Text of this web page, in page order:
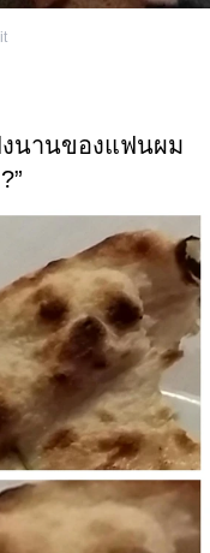
นานของแฟนผม